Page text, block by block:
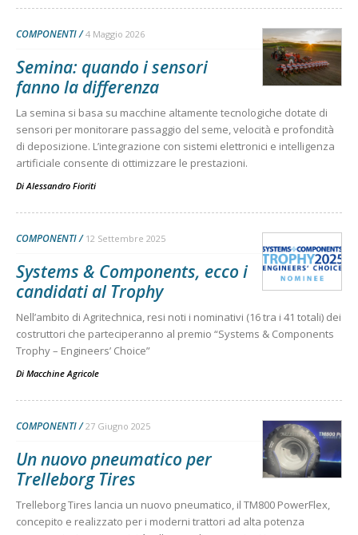
COMPONENTI 4 Maggio 2026
Semina: quando i sensori
fanno la differenza
La semina si basa su macchine altamente tecnologiche dotate di
sensori per monitorare passaggio del seme, velocità e profondità
di deposizione. L’integrazione con sistemi elettronici e intelligenza
artificiale consente di ottimizzare le prestazioni.
DiAlessandro Fioriti
COMPONENTI 12 Settembre 2025
Systems & Components, ecco i
candidati al Trophy
Nell’ambito di Agritechnica, resi noti i nominativi (16 tra i 41 totali) dei
costruttori che parteciperanno al premio “Systems & Components
Trophy – Engineers’ Choice”
Di Macchine Agricole
COMPONENTI 27 Giugno 2025
Un nuovo pneumatico per
Trelleborg Tires
Trelleborg Tires lancia un nuovo pneumatico, il TM800 PowerFlex,
concepito e realizzato per i moderni trattori ad alta potenza